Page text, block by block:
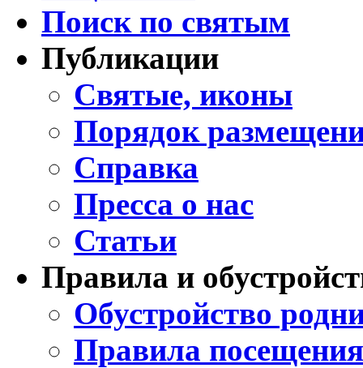
Поиск по святым
Публикации
Святые, иконы
Порядок
Справка
Пресса о нас
Статьи
Правила и
Обустройство
Правила